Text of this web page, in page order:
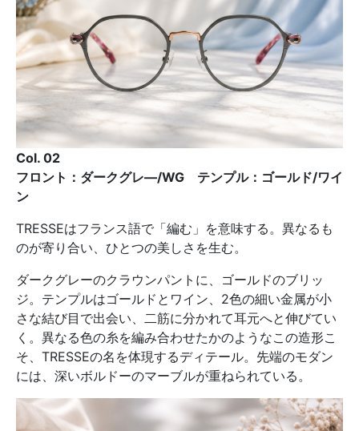
Col. 02
フロント：ダークグレ―/WG テンプル：ゴールド/ワイ
ン
TRESSEはフランス語で「編む」を意味する。異なるも
のが寄り合い、ひとつの美しさを生む。
ダークグレーのクラウンパントに、ゴールドのブリッ
ジ。テンプルはゴールドとワイン、2色の細い金属が小
さな結び目で出会い、二筋に分かれて耳元へと伸びてい
く。異なる色の糸を編み合わせたかのようなこの造形こ
そ、TRESSEの名を体現するディテール。先端のモダン
には、深いボルドーのマーブルが重ねられている。